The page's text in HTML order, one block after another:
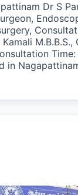
Dr S
M.B.B.S.,
in